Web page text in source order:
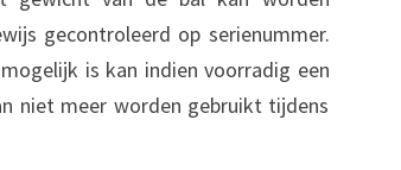
gecontroleerd op serienummer.
is kan indien voorradig een
niet meer worden gebruikt tijdens